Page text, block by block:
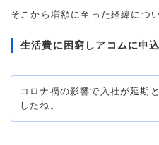
そこから増額に至った経緯につ
生活費に困窮しアコムに申込
コロナ禍の影響で入社が延期
したね。